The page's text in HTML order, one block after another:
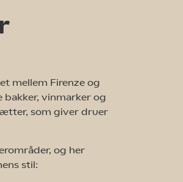
mellem Firenze og
vinmarker og
som giver druer
og her
stil: